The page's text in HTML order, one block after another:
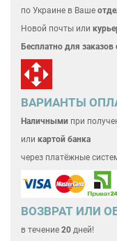
по Украине в Ваше
Новой почты или
Бесплатно для заказов
ВАРИАНТЫ
Наличными при
или картой банка
через платёжные
ВОЗВРАТ ИЛИ
в течение 20 дней!